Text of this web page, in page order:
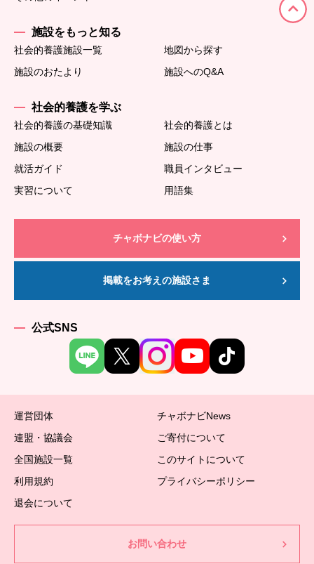
施設をもっと知る
社会的養護施設一覧
地図から探す
施設のおたより
施設へのQ&A
社会的養護を学ぶ
社会的養護の基礎知識
社会的養護とは
施設の概要
施設の仕事
就活ガイド
職員インタビュー
実習について
用語集
チャボナビの使い方
掲載をお考えの施設さま
公式SNS
運営団体
チャボナビNews
連盟・協議会
ご寄付について
全国施設一覧
このサイトについて
利用規約
プライバシーポリシー
退会について
お問い合わせ